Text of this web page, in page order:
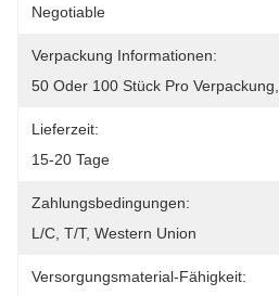
Negotiable
Verpackung Informationen:
50 Oder 100 Stück Pro
Lieferzeit:
15-20 Tage
Zahlungsbedingungen:
L/C, T/T, Western Union
Versorgungsmaterial-Fähigkeit: